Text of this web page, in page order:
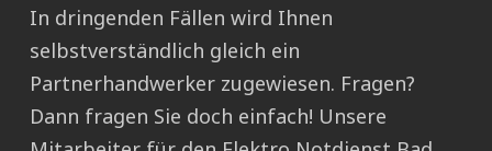
In dringenden Fällen wird Ihnen
selbstverständlich gleich ein
Partnerhandwerker zugewiesen. Fragen?
Dann fragen Sie doch einfach! Unsere